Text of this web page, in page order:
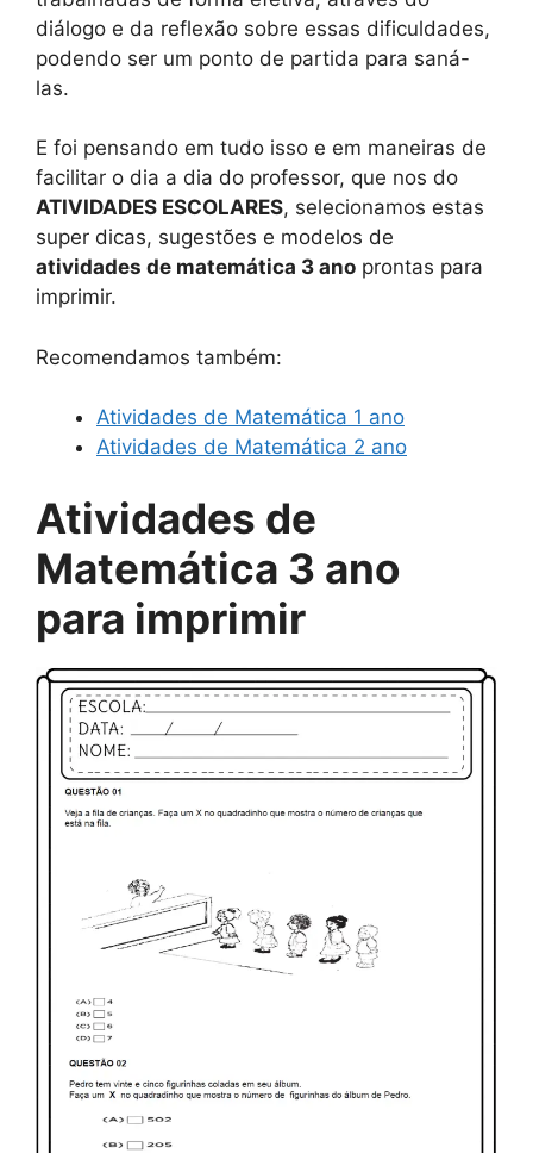
diálogo e da reflexão sobre essas dificuldades,
podendo ser um ponto de partida para saná-
las.
E foi pensando em tudo isso e em maneiras de
facilitar o dia a dia do professor, que nos do
ATIVIDADES ESCOLARES, selecionamos estas
super dicas, sugestões e modelos de
atividades de matemática 3 ano prontas para
imprimir.
Recomendamos também:
Atividades de Matemática 1 ano
Atividades de Matemática 2 ano
Atividades de
Matemática 3 ano
para imprimir